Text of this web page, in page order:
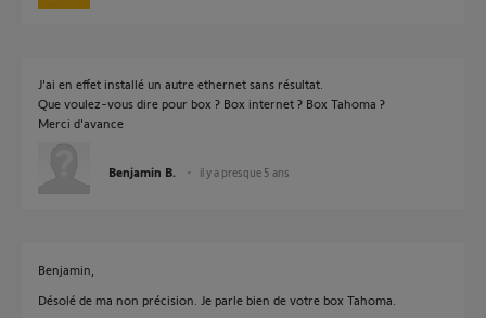
J'ai en effet installé un autre ethernet sans résultat.
Que voulez-vous dire pour box ? Box internet ? Box Tahoma ?
Merci d'avance
Benjamin B. il y a presque 5 ans
Benjamin,
Désolé de ma non précision. Je parle bien de votre box Tahoma.